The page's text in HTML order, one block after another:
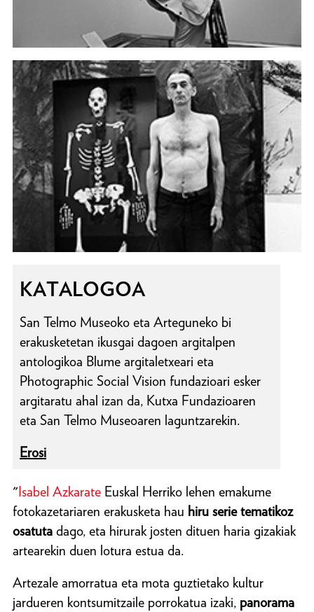
KATALOGOA
San Telmo Museoko eta Arteguneko bi
erakusketetan ikusgai dagoen argitalpen
antologikoa Blume argitaletxeari eta
Photographic Social Vision fundazioari esker
argitaratu ahal izan da, Kutxa Fundazioaren
eta San Telmo Museoaren laguntzarekin.
Erosi
"Isabel Azkarate Euskal Herriko lehen emakume
fotokazetariaren erakusketa hau hiru serie tematikoz
osatuta dago, eta hirurak josten dituen haria gizakiak
artearekin duen lotura estua da.
Artezale amorratua eta mota guztietako kultur
jardueren kontsumitzaile porrokatua izaki, panorama